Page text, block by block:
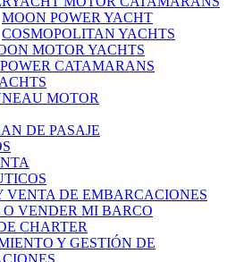
MOON POWER YACHT
COSMOPOLITAN YACHTS
MOTOR YACHTS
CATAMARANS
MOTOR
DE PASAJE
VENTA DE EMBARCACIONES
VENDER MI BARCO
CHARTER
Y GESTIÓN DE